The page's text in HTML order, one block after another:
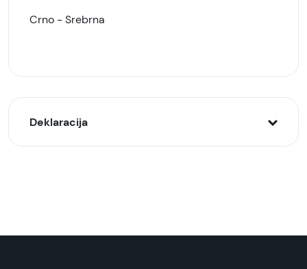
Crno - Srebrna
Deklaracija
Naziv i vrsta robe: